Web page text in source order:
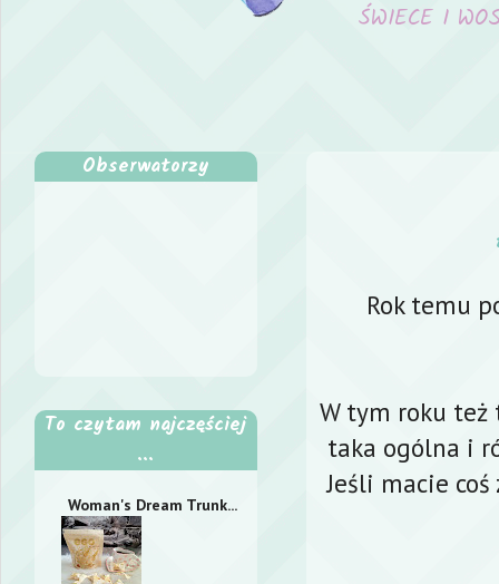
ŚWIECE I
Rok temu
W tym roku
taka ogólna i
Jeśli macie
Obserwatorzy
To czytam najczęściej
...
Woman's Dream Trunk...